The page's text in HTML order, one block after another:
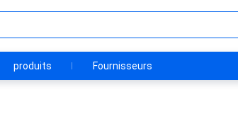
produits Fournisseurs